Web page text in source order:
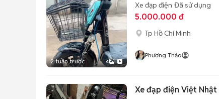
2 tuần trước 4
Xe đạp điện Đã sử dụng
5.000.000 đ
Tp Hồ Chí Minh
Phương Thảo
Xe đạp điện Việt Nhật